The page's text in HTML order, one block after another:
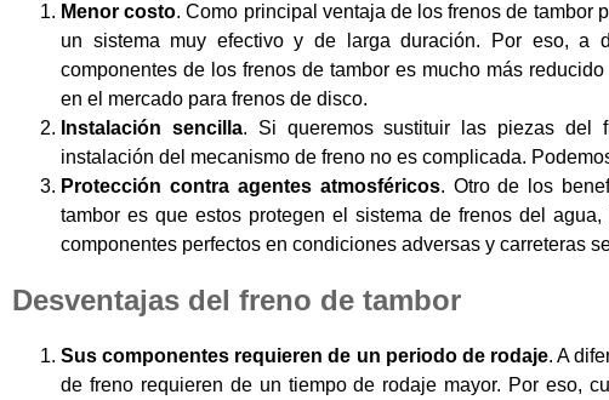
Menor costo. Como principal ventaja de los frenos de tambor
un sistema muy efectivo y de larga duración. Por eso,
componentes de los frenos de tambor es mucho más
en el mercado para frenos de disco.
Instalación sencilla. Si queremos sustituir las piezas del
instalación del mecanismo de freno no es complicada.
Protección contra agentes atmosféricos. Otro de los
tambor es que estos protegen el sistema de frenos del
componentes perfectos en condiciones adversas y carreteras
Desventajas del freno de tambor
Sus componentes requieren de un periodo de rodaje. A
de freno requieren de un tiempo de rodaje mayor. Por eso,